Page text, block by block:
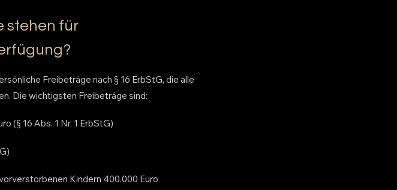
stehen für
Freibeträge nach § 16 ErbStG, die alle
Die wichtigsten Freibeträge sind:
(§ 16 Abs. 1 Nr. 1 ErbStG)
Kindern 400.000 Euro